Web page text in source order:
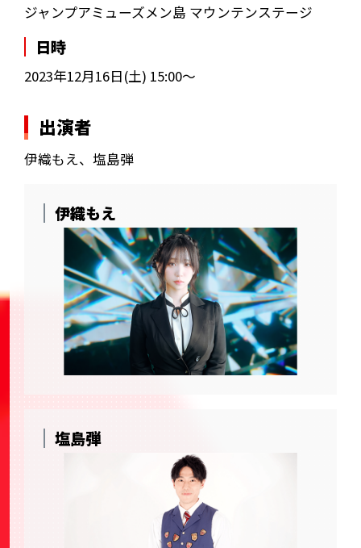
ジャンプアミューズメン島 マウンテンステージ
日時
2023年12月16日(土) 15:00～
出演者
伊織もえ、塩島弾
伊織もえ
塩島弾